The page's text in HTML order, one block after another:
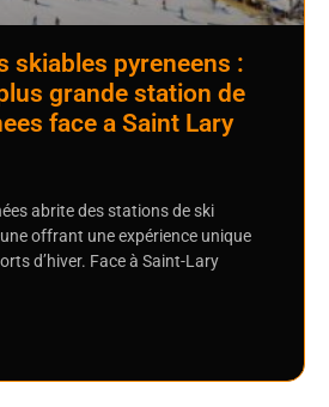
skiables pyreneens :
grande station de
face a Saint Lary
abrite des stations de ski
offrant une expérience unique
d’hiver. Face à Saint-Lary